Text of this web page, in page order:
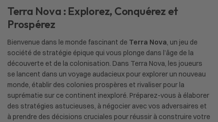
Terra Nova : Explorez, Conquérez et
Prospérez
Bienvenue dans le monde fascinant de Terra Nova, un jeu de
société de stratégie épique qui vous plonge dans l’âge de la
découverte et de la colonisation. Dans Terra Nova, les joueurs
se lancent dans un voyage audacieux pour explorer un nouveau
monde, établir des colonies prospères et rivaliser pour la
suprématie sur ce continent inexploré. Préparez-vous à élaborer
des stratégies astucieuses, à négocier avec vos adversaires et
à prendre des décisions cruciales pour réussir à construire votre